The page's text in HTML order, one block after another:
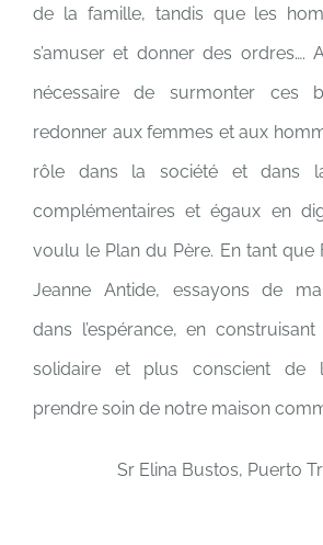
de la famille, tandis que les
s’amuser et donner des ordres….
nécessaire de surmonter ces
redonner aux femmes et aux
rôle dans la société et dans
complémentaires et égaux en
voulu le Plan du Père. En tant que
Jeanne Antide, essayons de
dans l’espérance, en
solidaire et plus conscient de
prendre soin de notre maison
Sr Elina Bustos, Puerto